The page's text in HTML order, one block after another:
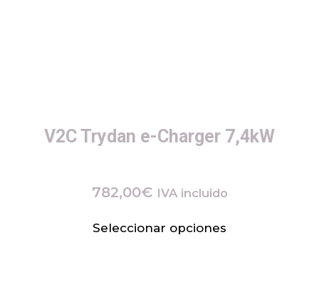
V2C Trydan e-Charger 7,4kW
782,00€ IVA incluido
Seleccionar opciones